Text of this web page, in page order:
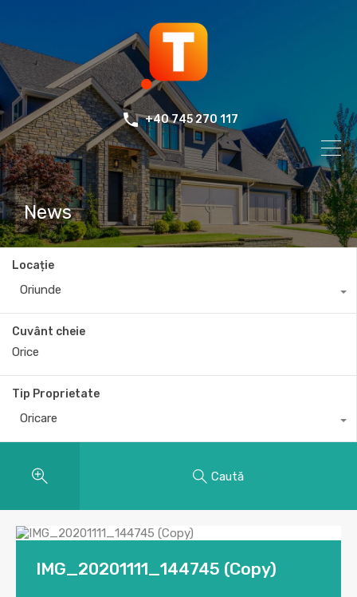
+40 745 270 117
News
Locație
Oriunde
Cuvânt cheie
Tip Proprietate
Oricare
Caută
IMG_20201111_144745 (Copy)